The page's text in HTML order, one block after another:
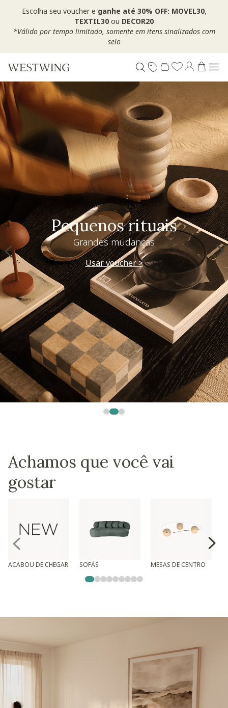
Escolha seu voucher e ganhe até 30% OFF: MOVEL30,
TEXTIL30 ou DECOR20
*Válido por tempo limitado, somente em itens sinalizados com
selo
Pequenos rituais
Grandes mudanças
Usar voucher >
Achamos que você vai
gostar
ACABOU DE CHEGAR SOFÁS MESAS DE CENTRO